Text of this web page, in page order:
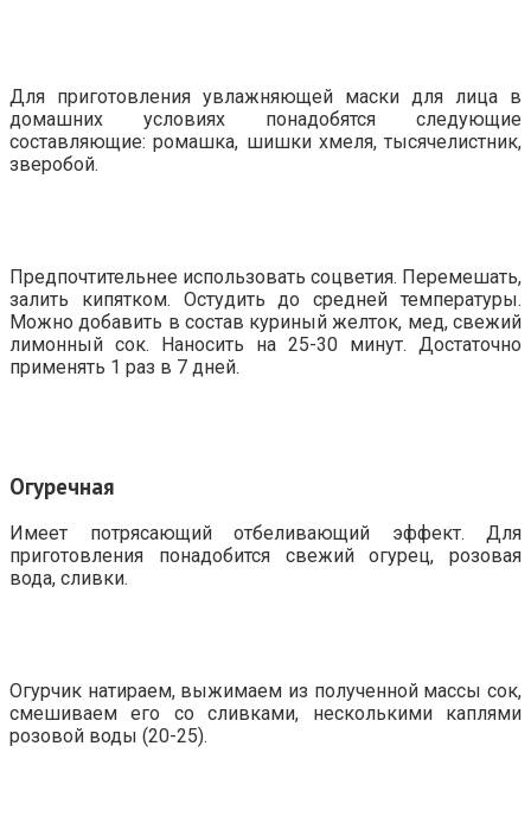
Для приготовления увлажняющей маски для лица в
домашних условиях понадобятся следующие
составляющие: ромашка, шишки хмеля, тысячелистник,
зверобой.
Предпочтительнее использовать соцветия. Перемешать,
залить кипятком. Остудить до средней температуры.
Можно добавить в состав куриный желток, мед, свежий
лимонный сок. Наносить на 25-30 минут. Достаточно
применять 1 раз в 7 дней.
Огуречная
Имеет потрясающий отбеливающий эффект. Для
приготовления понадобится свежий огурец, розовая
вода, сливки.
Огурчик натираем, выжимаем из полученной массы сок,
смешиваем его со сливками, несколькими каплями
розовой воды (20-25).